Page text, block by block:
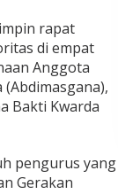
rapat
di empat
Anggota
Bakti Kwarda
pengurus yang
Gerakan